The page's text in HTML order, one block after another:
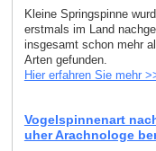
Kleine Springspinne
erstmals im Land
insgesamt schon mehr
Arten gefunden.
Hier erfahren Sie mehr
Vogelspinnenart
uher Arachnologe